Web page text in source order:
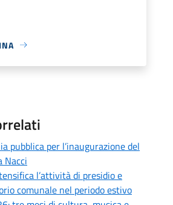
pubblica per l’inaugurazione del
Nacci
l’attività di presidio e
comunale nel periodo estivo